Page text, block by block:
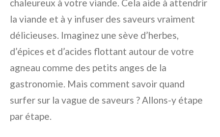
chaleureux à votre viande. Cela aide à attendrir
la viande et à y infuser des saveurs vraiment
délicieuses. Imaginez une sève d’herbes,
d’épices et d’acides flottant autour de votre
agneau comme des petits anges de la
gastronomie. Mais comment savoir quand
surfer sur la vague de saveurs ? Allons-y étape
par étape.